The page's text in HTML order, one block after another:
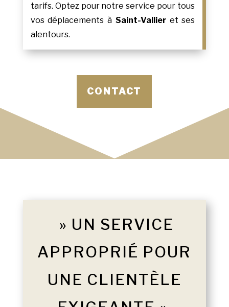
tarifs. Optez pour notre service pour tous
vos déplacements à Saint-Vallieret ses
alentours.
CONTACT
» UN SERVICE
APPROPRIÉ POUR
UNE CLIENTÈLE